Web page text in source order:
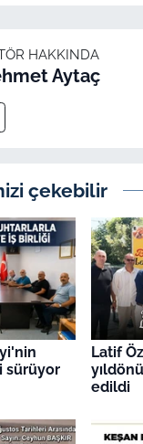
HAKKINDA
Aytaç
çekebilir
sürüyor
Latif
edildi